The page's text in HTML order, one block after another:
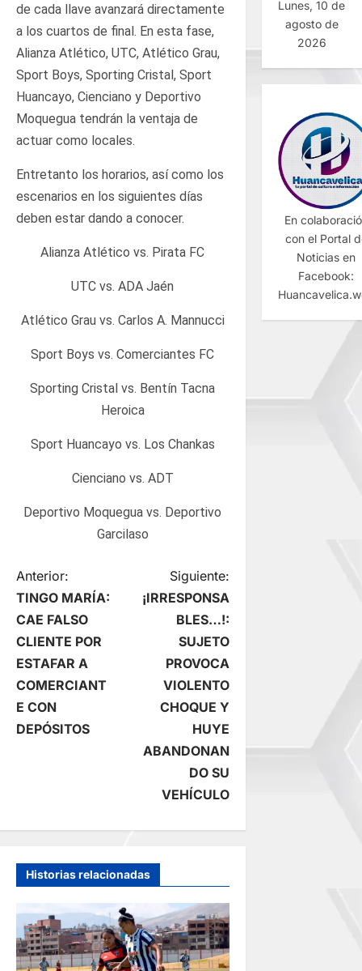
de cada llave avanzará directamente
a los cuartos de final. En esta fase,
Alianza Atlético, UTC, Atlético Grau,
Sport Boys, Sporting Cristal, Sport
Huancayo, Cienciano y Deportivo
Moquegua tendrán la ventaja de
actuar como locales.
Entretanto los horarios, así como los
escenarios en los siguientes días
deben estar dando a conocer.
Alianza Atlético vs. Pirata FC
UTC vs. ADA Jaén
Atlético Grau vs. Carlos A. Mannucci
Sport Boys vs. Comerciantes FC
Sporting Cristal vs. Bentín Tacna
Heroica
Sport Huancayo vs. Los Chankas
Cienciano vs. ADT
Deportivo Moquegua vs. Deportivo
Garcilaso
N
a
v
e
g
i
ó
n
d
Anterior:
TINGO MARÍA:
CAE FALSO
CLIENTE POR
ESTAFAR A
COMERCIANT
E CON
DEPÓSITOS
Siguiente:
¡IRRESPONSA
BLES…!:
SUJETO
PROVOCA
VIOLENTO
CHOQUE Y
HUYE
ABANDONAN
DO SU
VEHÍCULO
Historias relacionadas
Lunes, 10 de
agosto de
2026
En
con el Portal
Noticias en
Facebook: